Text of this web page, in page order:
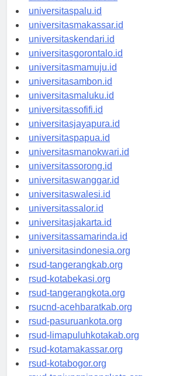
universitasmanado.id
universitaspalu.id
universitasmakassar.id
universitaskendari.id
universitasgorontalo.id
universitasmamuju.id
universitasambon.id
universitasmaluku.id
universitassofifi.id
universitasjayapura.id
universitaspapua.id
universitasmanokwari.id
universitassorong.id
universitaswanggar.id
universitaswalesi.id
universitassalor.id
universitasjakarta.id
universitassamarinda.id
universitasindonesia.org
rsud-tangerangkab.org
rsud-kotabekasi.org
rsud-tangerangkota.org
rsucnd-acehbaratkab.org
rsud-pasuruankota.org
rsud-limapuluhkotakab.org
rsud-kotamakassar.org
rsud-kotabogor.org